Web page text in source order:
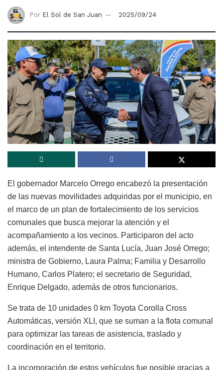
Por El Sol de San Juan 2025/09/24
El gobernador Marcelo Orrego encabezó la presentación
de las nuevas movilidades adquiridas por el municipio, en
el marco de un plan de fortalecimiento de los servicios
comunales que busca mejorar la atención y el
acompañamiento a los vecinos. Participaron del acto
además, el intendente de Santa Lucía, Juan José Orrego;
ministra de Gobierno, Laura Palma; Familia y Desarrollo
Humano, Carlos Platero; el secretario de Seguridad,
Enrique Delgado, además de otros funcionarios.
Se trata de 10 unidades 0 km Toyota Corolla Cross
Automáticas, versión XLI, que se suman a la flota comunal
para optimizar las tareas de asistencia, traslado y
coordinación en el territorio.
La incorporación de estos vehículos fue posible gracias a